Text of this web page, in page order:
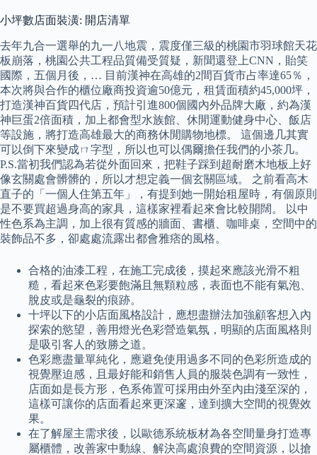
小坪數店面裝潢: 開店清單
去年九合一選舉的九一八地震，震度僅三級的桃園市羽球館天花
板崩落，桃園公共工程品質備受質疑，新聞還登上CNN，貽笑
國際，五個月後，… 目前漢神在高雄的2間百貨市占率達65％，
本次將與合作的櫃位廠商投資逾50億元，租賃面積約45,000坪，
打造漢神百貨四代店，預計引進800個國內外品牌大廠，約為漢
神巨蛋2倍面積，加上都會型水族館、休閒運動健身中心、飯店
等設施，將打造高雄最大的商務休閒購物地標。 這個邊几其實
可以倒下來變成ㄇ字型，所以也可以偶爾擔任我們的小茶几。
P.S.當初我們認為若從外面回來，把鞋子踩到超耐磨木地板上好
像玄關處會髒髒的，所以才想定義一個玄關區域。 之前看高木
直子的「一個人住第五年」，有提到她一開始租屋時，有個原則
是不要買超過身高的家具，這樣家裡看起來會比較開闊。 以中
性色系為主調，加上很有質感的牆面、書櫃、咖啡桌，空間中的
裝飾品不多，卻處處流露出都會雅痞的風格。
合格的油漆工程，在施工完成後，摸起來應該光滑不粗
糙，看起來色彩要飽滿且無顆粒感，表面也不能有氣泡、
脫皮或是龜裂的痕跡。
十坪以下的小店面風格設計，應想盡辦法加強顧客想入內
探索的慾望，善用燈光色彩營造氣氛，明顯的店面風格則
是吸引客人的致勝之道。
色彩應盡量單純化，應避免使用過多不同的色彩所造成的
視覺壓迫感，且最好能和銷售人員的服裝色調有一致性，
店面如是長方形，色系佈置可採用由外至內由淺至深的，
這樣可讓你的店面看起來更深邃，達到擴大空間的視覺效
果。
在了解屋主需求後，以歐德系統板材為各空間量身打造專
屬櫃體，改善家中動線、解決高處浪費的空間資源，以搶